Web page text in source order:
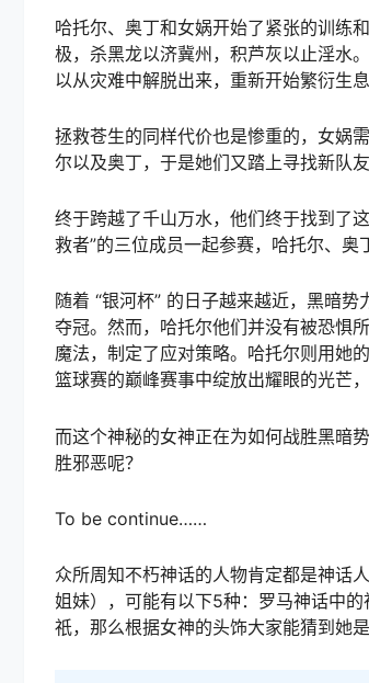
哈托尔、奥丁和女娲开始了紧张的训练
极，杀黑龙以济冀州，积芦灰以止淫水
以从灾难中解脱出来，重新开始繁衍生息
拯救苍生的同样代价也是惨重的，女娲
尔以及奥丁，于是她们又踏上寻找新队友
终于跨越了千山万水，他们终于找到了
救者”的三位成员一起参赛，哈托尔、奥
随着 “银河杯” 的日子越来越近，黑暗
夺冠。然而，哈托尔他们并没有被恐惧
魔法，制定了应对策略。哈托尔则用她
篮球赛的巅峰赛事中绽放出耀眼的光芒
而这个神秘的女神正在为如何战胜黑暗
胜邪恶呢？
To be continue……
众所周知不朽神话的人物肯定都是神话
姐妹），可能有以下5种：罗马神话中
祇，那么根据女神的头饰大家能猜到她是